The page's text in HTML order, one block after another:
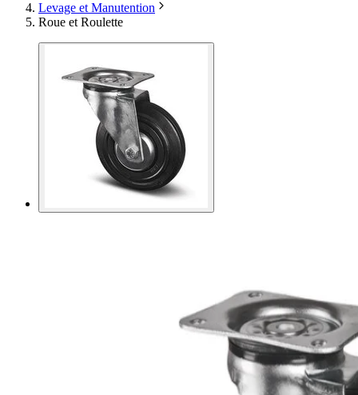
Levage et Manutention
Roue et Roulette